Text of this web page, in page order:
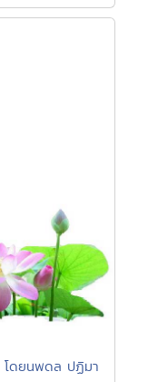
โดยนพดล ปฏิมา